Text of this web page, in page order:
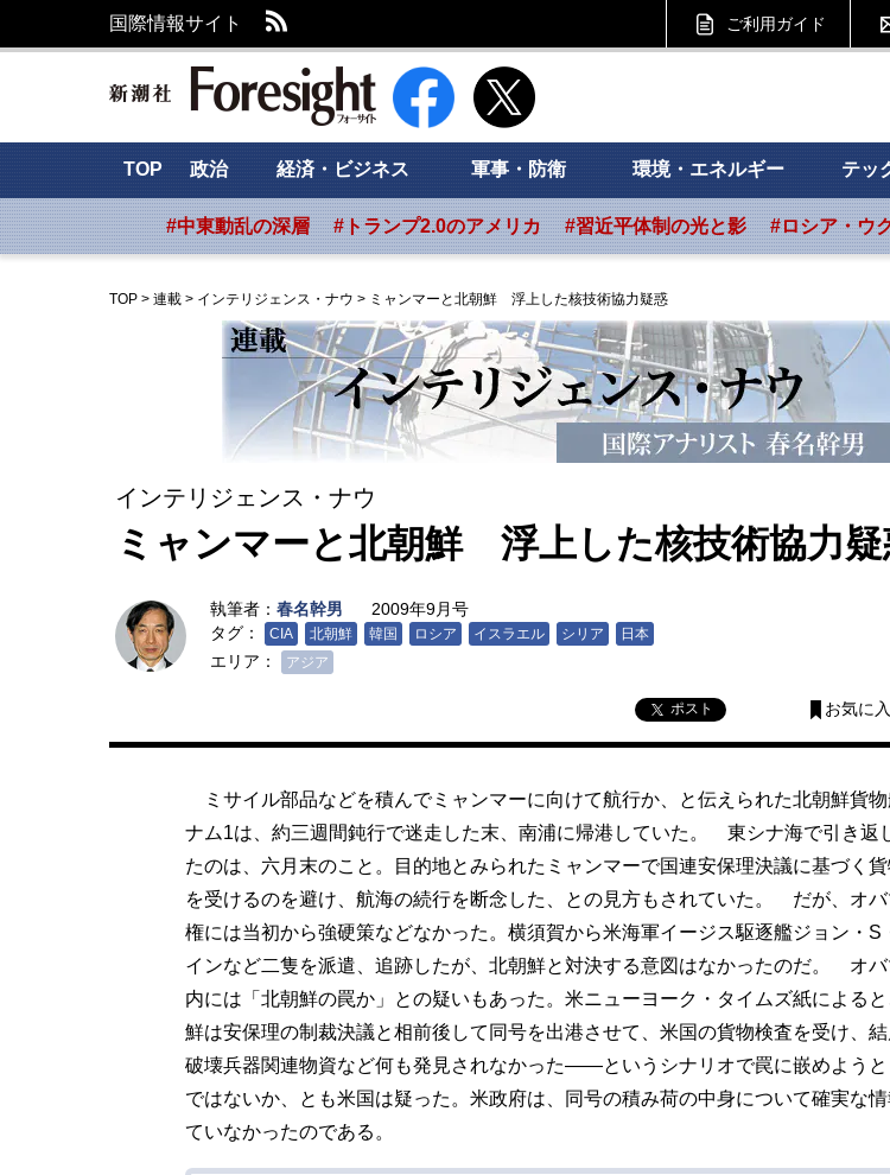
国際情報サイト ご利用ガイド
新潮社 Foresight フォーサイト
TOP 政治 経済・ビジネス 軍事・防衛 環境・エネルギー テッ
#中東動乱の深層 #トランプ2.0のアメリカ #習近平体制の光と影 #ロシア・ウ
TOP > 連載 > インテリジェンス・ナウ > ミャンマーと北朝鮮 浮上した核技術協力疑惑
インテリジェンス・ナウ
ミャンマーと北朝鮮 浮上した核技術協力疑
執筆者： 春名幹男
2009年9月号
タグ：
CIA 北朝鮮 韓国 ロシア イスラエル シリア 日本
エリア： アジア
ポスト お気に
ミサイル部品などを積んでミャンマーに向けて航行か、と伝えられた北朝鮮貨
ナム1は、約三週間鈍行で迷走した末、南浦に帰港していた。 東シナ海で引き返
たのは、六月末のこと。目的地とみられたミャンマーで国連安保理決議に基づく
を受けるのを避け、航海の続行を断念した、との見方もされていた。 だが、オバ
権には当初から強硬策などなかった。横須賀から米海軍イージス駆逐艦ジョン・S
インなど二隻を派遣、追跡したが、北朝鮮と対決する意図はなかったのだ。 オ
内には「北朝鮮の罠か」との疑いもあった。米ニューヨーク・タイムズ紙による
鮮は安保理の制裁決議と相前後して同号を出港させて、米国の貨物検査を受け、
破壊兵器関連物資など何も発見されなかった――というシナリオで罠に嵌めよう
ではないか、とも米国は疑った。米政府は、同号の積み荷の中身について確実な
ていなかったのである。